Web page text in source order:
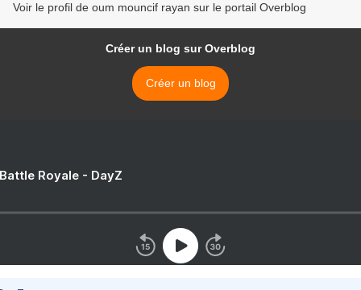
Voir le profil de oum mouncif rayan sur le portail Overblog
Créer un blog sur Overblog
Créer un blog
Royale - DayZ